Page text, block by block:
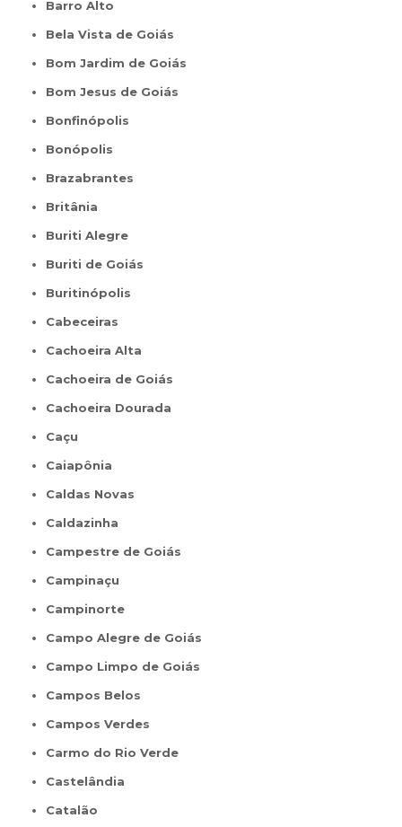
Barro Alto
Bela Vista de Goiás
Bom Jardim de Goiás
Bom Jesus de Goiás
Bonfinópolis
Bonópolis
Brazabrantes
Britânia
Buriti Alegre
Buriti de Goiás
Buritinópolis
Cabeceiras
Cachoeira Alta
Cachoeira de Goiás
Cachoeira Dourada
Caçu
Caiapônia
Caldas Novas
Caldazinha
Campestre de Goiás
Campinaçu
Campinorte
Campo Alegre de Goiás
Campo Limpo de Goiás
Campos Belos
Campos Verdes
Carmo do Rio Verde
Castelândia
Catalão